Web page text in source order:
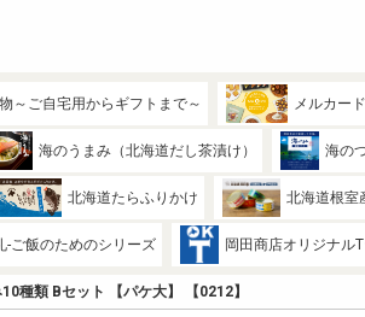
～ご自宅用からギフトまで～ メルカー
海のうまみ（北海道だし茶漬け） 海の
北海道たらふりかけ 北海道根室
-ご飯のためのシリーズ 岡田商店オリジナル
種類 Bセット 【パケ大】 【0212】